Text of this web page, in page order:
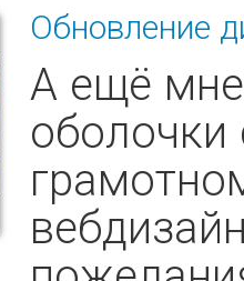
Обновление
А ещё